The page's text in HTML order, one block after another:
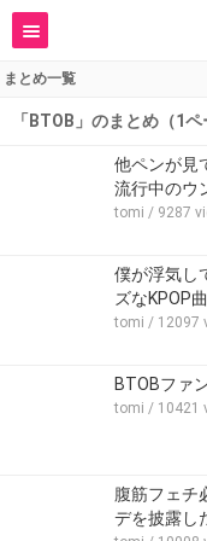
まとめ一覧
「BTOB」のまとめ（1ペ
他ペンが見
流行中のウ
tomi / 9287
僕が浮気し
ズなKPOP
tomi / 12097
BTOBファ
tomi / 10421
腹筋フェチ
デを披露し